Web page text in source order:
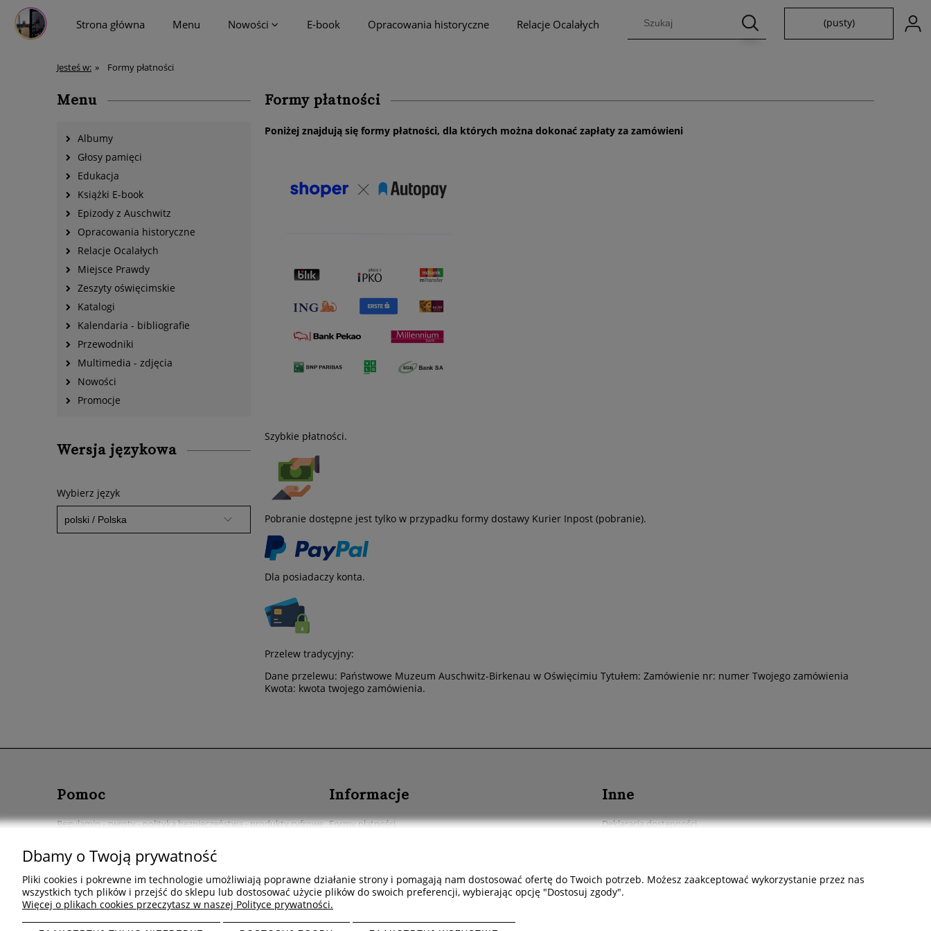
Strona główna Menu Nowości E-book Opracowania historyczne Relacje Ocalałych (pusty)
Jesteś w: » Formy płatności
Menu
Albumy
Głosy pamięci
Edukacja
Książki E-book
Epizody z Auschwitz
Opracowania historyczne
Relacje Ocalałych
Miejsce Prawdy
Zeszyty oświęcimskie
Katalogi
Kalendaria - bibliografie
Przewodniki
Multimedia - zdjęcia
Nowości
Promocje
Wersja językowa
Wybierz język
Formy płatności
Poniżej znajdują się formy płatności, dla których można dokonać zapłaty za zamówieni
Szybkie płatności.
Pobranie dostępne jest tylko w przypadku formy dostawy Kurier Inpost (pobranie).
Dla posiadaczy konta.
Przelew tradycyjny:
Dane przelewu: Państwowe Muzeum Auschwitz-Birkenau w Oświęcimiu Tytułem: Zamówienie nr: numer Twojego zamówienia
Kwota: kwota twojego zamówienia.
Pomoc
Regulamin - zwroty - polityka bezpieczeństwa - produkty cyfrowe
Informacje
Formy płatności
Inne
Deklaracja dostępności
Kontakt i dane firmy
Dbamy o Twoją prywatność
Pliki cookies i pokrewne im technologie umożliwiają poprawne działanie strony i pomagają nam dostosować ofertę do Twoich potrzeb. Możesz zaakceptować wykorzystanie przez nas
wszystkich tych plików i przejść do sklepu lub dostosować użycie plików do swoich preferencji, wybierając opcję "Dostosuj zgody".
Więcej o plikach cookies przeczytasz w naszej Polityce prywatności.